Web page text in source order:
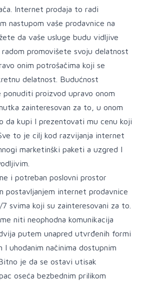
Internet prodaja to radi
nastupom vaše prodavnice na
da vaše usluge budu vidljive
promovišete svoju delatnost
onim potrošačima koji se
delatnost. Budućnost
proizvod upravo onom
zainteresovan za to, u onom
da kupi I prezentovati mu cenu koji
to je cilj kod razvijanja internet
marketinški paketi a uzgred I
i potreban poslovni prostor
postavljanjem internet prodavnice
svima koji su zainteresovani za to.
niti neophodna komunikacija
putem unapred utvrđenih formi
I uhodanim načinima dostupnim
je da se ostavi utisak
oseća bezbednim prilikom